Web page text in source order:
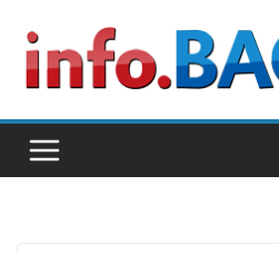
content